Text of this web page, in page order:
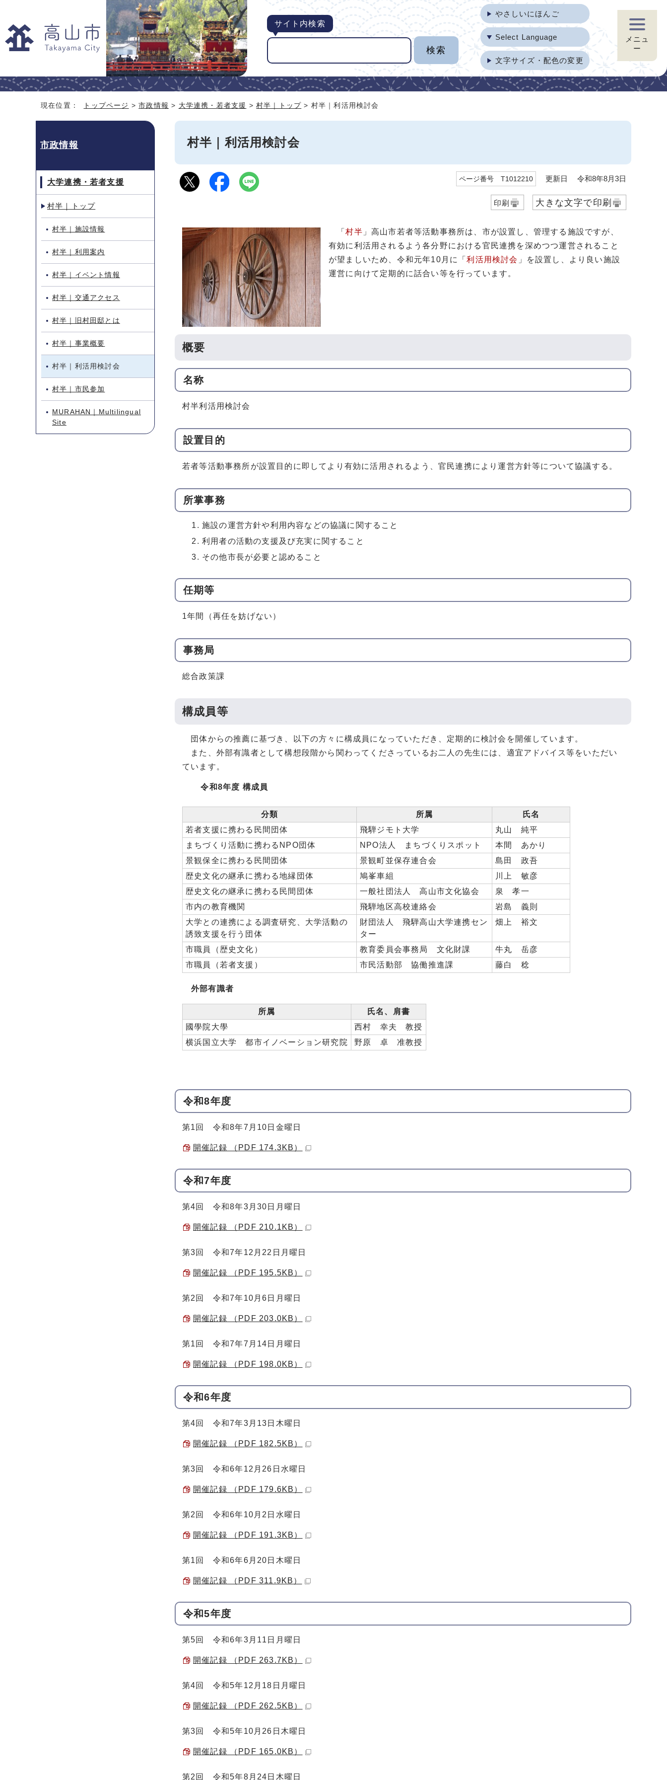
サイト内検索
やさしいにほんご
Select Language
文字サイズ・配色の変更
メニュ
ー
現在位置： トップページ >市政情報 > 大学連携・若者支援 >村半｜トップ > 村半｜利活用検討会
村半｜利活用検討会
ページ番号 T1012210 更新日 令和8年8月3日
印刷 大きな文字で印刷
「村半 」高山市若者等活動事務所は、市が設置し、管理する施設ですが、
有効に利活用されるよう各分野における官民連携を深めつつ運営されること
が望ましいため、令和元年10月に「利活用検討会 」を設置し、より良い施設
運営に向けて定期的に話合い等を行っています。
概要
名称
村半利活用検討会
設置目的
若者等活動事務所が設置目的に即してより有効に活用されるよう、官民連携により運営方針等について協議する。
所掌事務
施設の運営方針や利用内容などの協議に関すること
利用者の活動の支援及び充実に関すること
その他市長が必要と認めること
任期等
1年間（再任を妨げない）
事務局
総合政策課
構成員等
団体からの推薦に基づき、以下の方々に構成員になっていただき、定期的に検討会を開催しています。
また、外部有識者として構想段階から関わってくださっているお二人の先生には、適宜アドバイス等をいただい
ています。
令和8年度 構成員
分類 所属
氏名
若者支援に携わる民間団体
飛騨ジモト大学
丸山 純平
まちづくり活動に携わるNPO団体
NPO法人 まちづくりスポット
本間 あかり
景観保全に携わる民間団体
景観町並保存連合会
島田 政吾
歴史文化の継承に携わる地縁団体
鳩峯車組
川上 敏彦
歴史文化の継承に携わる民間団体
一般社団法人 高山市文化協会
泉 孝一
市内の教育機関
飛騨地区高校連絡会
岩島 義則
大学との連携による調査研究、大学活動の
誘致支援を行う団体
財団法人 飛騨高山大学連携セン
ター
畑上 裕文
市職員（歴史文化） 教育委員会事務局 文化財課
牛丸 岳彦
市職員（若者支援）
市民活動部 協働推進課 藤白 稔
外部有識者
所属
氏名、肩書
國學院大學
西村 幸夫 教授
横浜国立大学 都市イノベーション研究院
野原 卓 准教授
令和8年度
第1回 令和8年7月10日金曜日
開催記録 （PDF 174.3KB）
令和7年度
第4回 令和8年3月30日月曜日
開催記録 （PDF 210.1KB）
第3回 令和7年12月22日月曜日
開催記録 （PDF 195.5KB）
第2回 令和7年10月6日月曜日
開催記録 （PDF 203.0KB）
第1回 令和7年7月14日月曜日
開催記録 （PDF 198.0KB）
令和6年度
第4回 令和7年3月13日木曜日
開催記録 （PDF 182.5KB）
第3回 令和6年12月26日水曜日
開催記録 （PDF 179.6KB）
第2回 令和6年10月2日水曜日
開催記録 （PDF 191.3KB）
第1回 令和6年6月20日木曜日
開催記録 （PDF 311.9KB）
令和5年度
第5回 令和6年3月11日月曜日
開催記録 （PDF 263.7KB）
第4回 令和5年12月18日月曜日
開催記録 （PDF 262.5KB）
第3回 令和5年10月26日木曜日
開催記録 （PDF 165.0KB）
第2回 令和5年8月24日木曜日
市政情報
大学連携・若者支援
村半｜トップ
村半｜施設情報
村半｜利用案内
村半｜イベント情報
村半｜交通アクセス
村半｜旧村田邸とは
村半｜事業概要
村半｜利活用検討会
村半｜市民参加
MURAHAN｜Multilingual
Site